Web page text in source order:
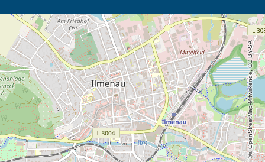
Öffnet die Anfahrtsbeschreibung in neuem Tab (Karte)
© OpenStreetMap-Mitwirkende, CC BY-SA